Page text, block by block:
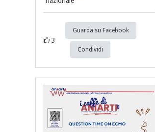
3
Guarda su Facebook
Condividi